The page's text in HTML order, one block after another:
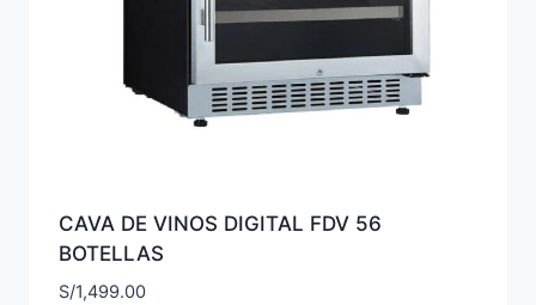
CAVA DE VINOS DIGITAL FDV 56
BOTELLAS
S/1,499.00